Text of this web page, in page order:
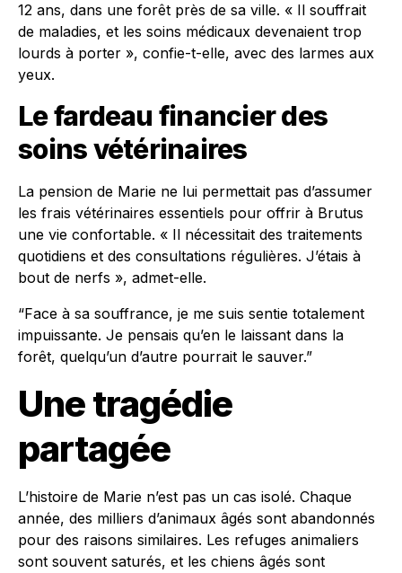
12 ans, dans une forêt près de sa ville. « Il souffrait
de maladies, et les soins médicaux devenaient trop
lourds à porter », confie-t-elle, avec des larmes aux
yeux.
Le fardeau financier des
soins vétérinaires
La pension de Marie ne lui permettait pas d’assumer
les frais vétérinaires essentiels pour offrir à Brutus
une vie confortable. « Il nécessitait des traitements
quotidiens et des consultations régulières. J’étais à
bout de nerfs », admet-elle.
“Face à sa souffrance, je me suis sentie totalement
impuissante. Je pensais qu’en le laissant dans la
forêt, quelqu’un d’autre pourrait le sauver.”
Une tragédie
partagée
L’histoire de Marie n’est pas un cas isolé. Chaque
année, des milliers d’animaux âgés sont abandonnés
pour des raisons similaires. Les refuges animaliers
sont souvent saturés, et les chiens âgés sont